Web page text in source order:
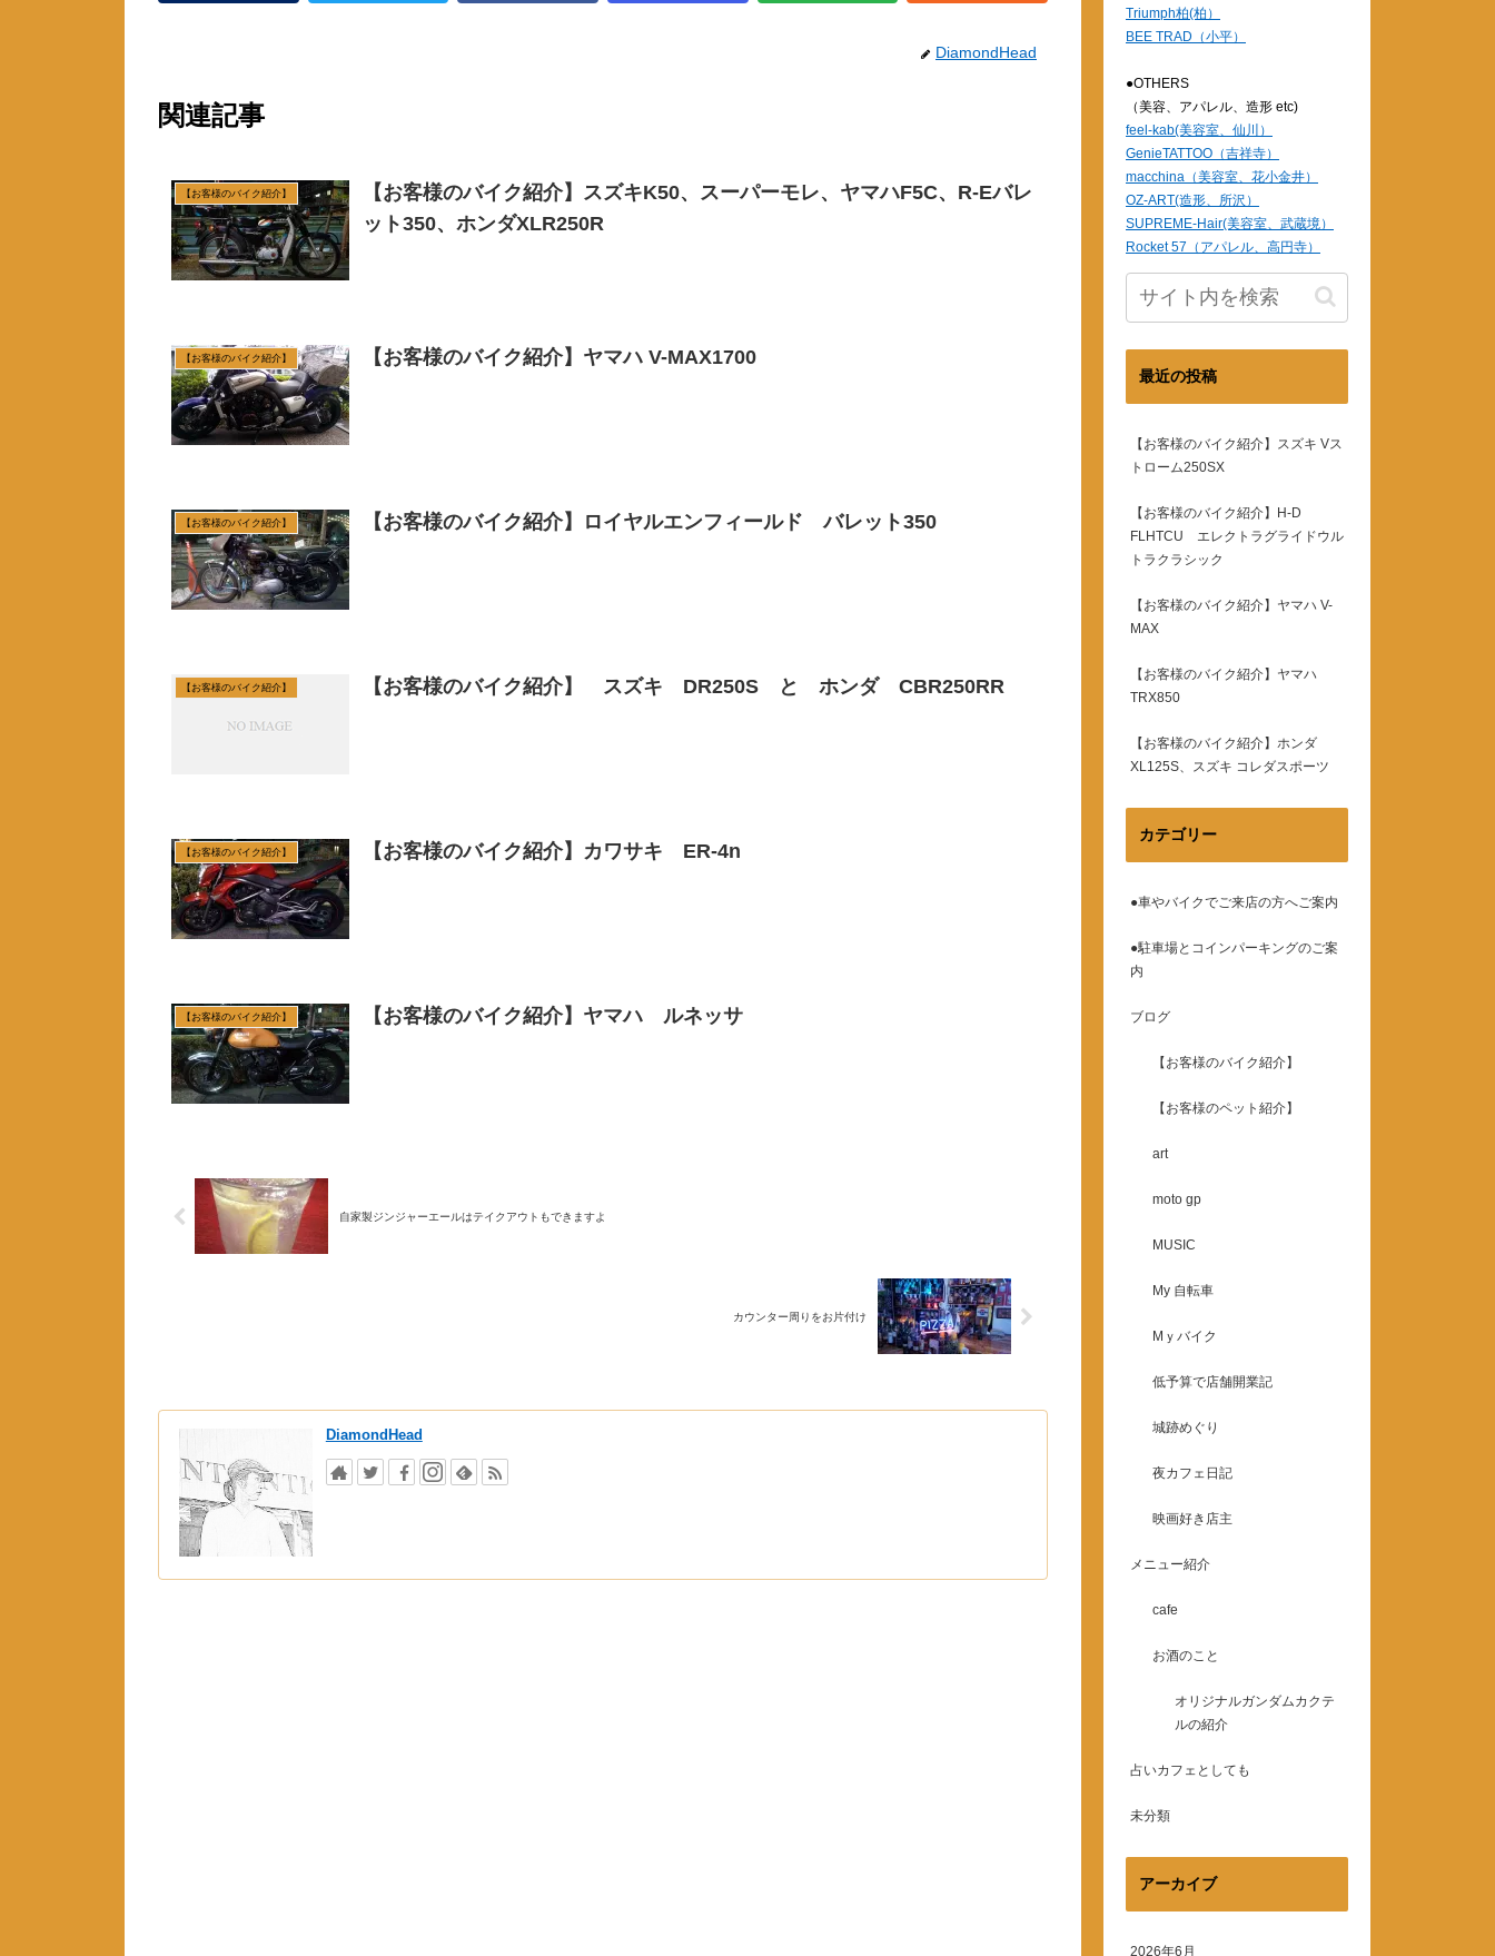
DiamondHead
関連記事
【お客様のバイク紹介】
【お客様のバイク紹介】スズキK50、スーパーモレ、ヤマハF5C、R-Eバレ
ット350、ホンダXLR250R
【お客様のバイク紹介】 【お客様のバイク紹介】ヤマハ V-MAX1700
【お客様のバイク紹介】 【お客様のバイク紹介】ロイヤルエンフィールド バレット350
【お客様のバイク紹介】 【お客様のバイク紹介】 スズキ DR250S と ホンダ CBR250RR
【お客様のバイク紹介】 【お客様のバイク紹介】カワサキ ER-4n
【お客様のバイク紹介】 【お客様のバイク紹介】ヤマハ ルネッサ
自家製ジンジャーエールはテイクアウトもできますよ
カウンター周りをお片付け
DiamondHead
Triumph柏(柏）
BEE TRAD（小平）
●OTHERS
（美容、アパレル、造形 etc)
feel-kab(美容室、仙川）
GenieTATTOO（吉祥寺）
macchina（美容室、花小金井）
OZ-ART(造形、所沢）
SUPREME-Hair(美容室、武蔵境）
Rocket 57（アパレル、高円寺）
最近の投稿
【お客様のバイク紹介】スズキ Vス
トローム250SX
【お客様のバイク紹介】H-D
FLHTCU エレクトラグライドウル
トラクラシック
【お客様のバイク紹介】ヤマハ V-
MAX
【お客様のバイク紹介】ヤマハ
TRX850
【お客様のバイク紹介】ホンダ
XL125S、スズキ コレダスポーツ
カテゴリー
●車やバイクでご来店の方へご案内
●駐車場とコインパーキングのご案
内
ブログ
【お客様のバイク紹介】
【お客様のペット紹介】
art
moto gp
MUSIC
My 自転車
Mｙバイク
低予算で店舗開業記
城跡めぐり
夜カフェ日記
映画好き店主
メニュー紹介
cafe
お酒のこと
オリジナルガンダムカクテ
ルの紹介
占いカフェとしても
未分類
アーカイブ
2026年6月